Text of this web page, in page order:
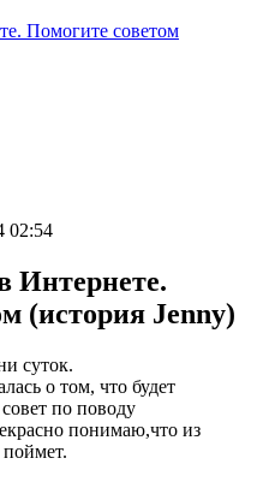
Помогите советом
02:54
Интернете.
(история Jenny)
суток.
о том, что будет
по поводу
понимаю,что из